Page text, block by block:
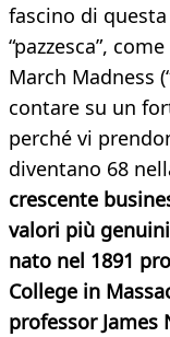
fascino di
“pazzesca”,
March Madness
contare su un
perché vi
diventano 68
crescente
valori più
nato nel 1891
College in
professor James